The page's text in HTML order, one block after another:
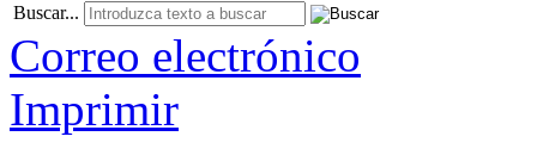
Buscar...
Correo electrónico
Imprimir